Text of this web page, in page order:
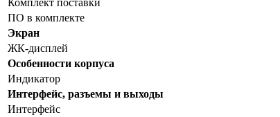
ПО в комплекте
Экран
ЖК-дисплей
Особенности корпуса
Индикатор
Интерфейс, разъемы и выходы
Интерфейс